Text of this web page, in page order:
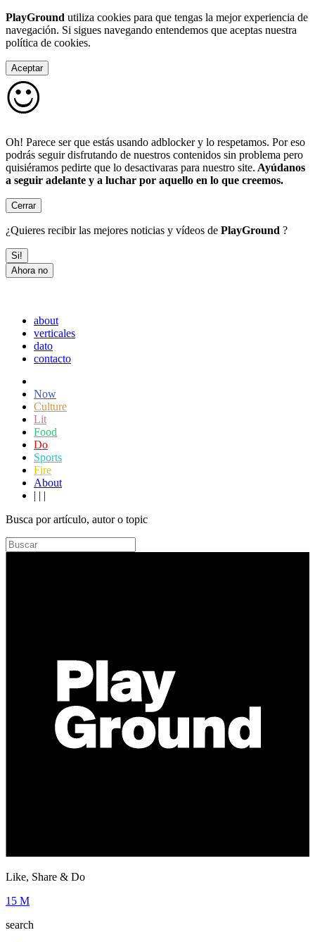
PlayGround utiliza cookies para que tengas la mejor experiencia de
navegación. Si sigues navegando entendemos que aceptas nuestra
política de cookies.
Aceptar
Oh! Parece ser que estás usando adblocker y lo respetamos. Por eso
podrás seguir disfrutando de nuestros contenidos sin problema pero
quisiéramos pedirte que lo desactivaras para nuestro site. Ayúdanos
a seguir adelante y a luchar por aquello en lo que creemos.
Cerrar
¿Quieres recibir las mejores noticias y vídeos de PlayGround ?
Si!
Ahora no
about
verticales
dato
contacto
Now
Culture
Lit
Food
Do
Sports
Fire
About
| | |
Busca por artículo, autor o topic
Like, Share & Do
15 M
search